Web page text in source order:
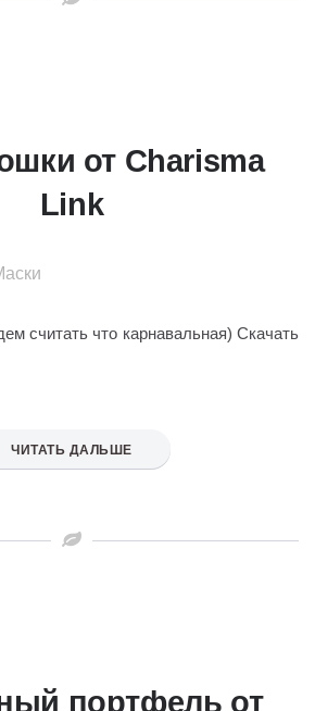
от Charisma
Link
считать что карнавальная) Скачать
ЧИТАТЬ ДАЛЬШЕ
портфель от